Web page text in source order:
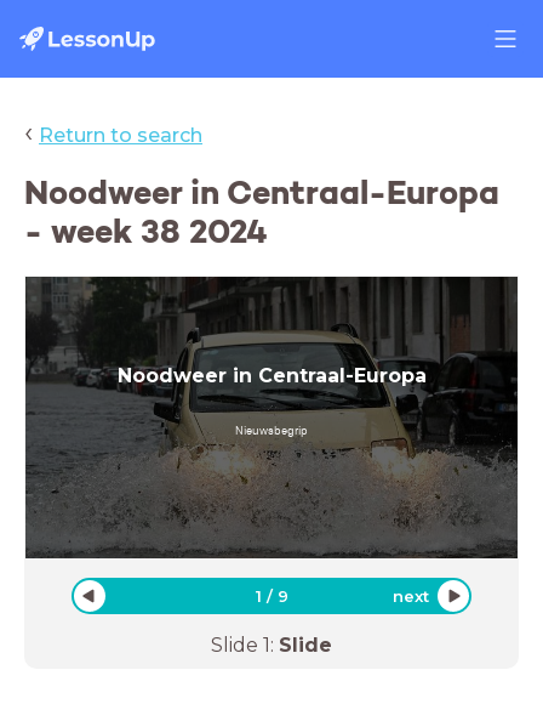
‹ Return to search
Noodweer in Centraal-Europa
- week 38 2024
Noodweer in Centraal-Europa
Nieuwsbegrip
1 / 9 next
Slide 1: Slide